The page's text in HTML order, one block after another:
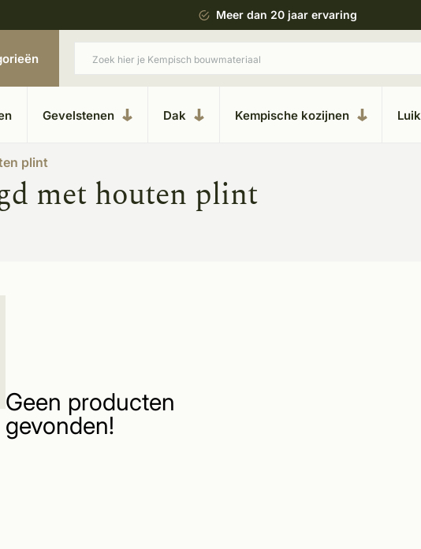
kempische bouwstijl Meer dan 20 jaar ervaring
Gevelstenen Dak Kempische kozijnen
plint
met houten plint
Geen producten
gevonden!